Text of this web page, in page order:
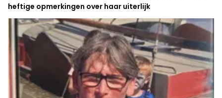
heftige opmerkingen over haar uiterlijk